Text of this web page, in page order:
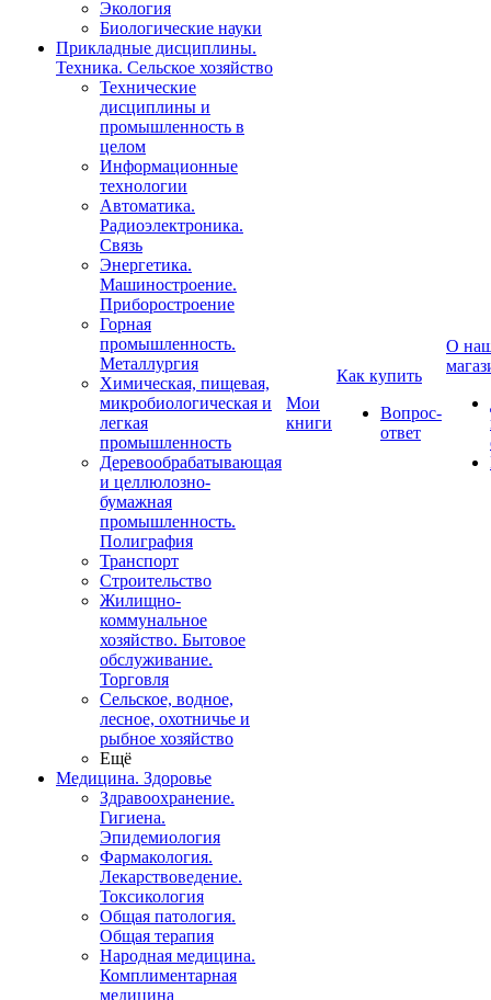
Экология
Биологические науки
Прикладные дисциплины.
Техника. Сельское хозяйство
Технические
дисциплины и
промышленность в
целом
Информационные
технологии
Автоматика.
Радиоэлектроника.
Связь
Энергетика.
Машиностроение.
Приборостроение
Горная
промышленность.
Металлургия
Химическая, пищевая,
микробиологическая и
легкая
промышленность
Деревообрабатывающая
и целлюлозно-
бумажная
промышленность.
Полиграфия
Транспорт
Строительство
Жилищно-
коммунальное
хозяйство. Бытовое
обслуживание.
Торговля
Сельское, водное,
лесное, охотничье и
рыбное хозяйство
Ещё
Медицина. Здоровье
Здравоохранение.
Гигиена.
Эпидемиология
Фармакология.
Лекарствоведение.
Токсикология
Общая патология.
Общая терапия
Народная медицина.
Комплиментарная
медицина
Мои
книги
Как купить
Вопрос-
ответ
О